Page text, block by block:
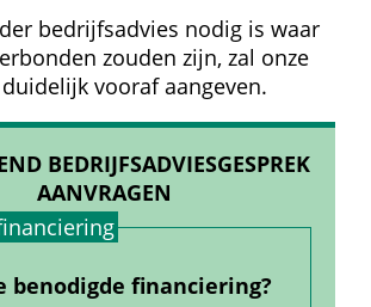
bedrijfsadvies nodig is waar
zouden zijn, zal onze
vooraf aangeven.
BEDRIJFSADVIESGESPREK
AANVRAGEN
benodigde financiering?